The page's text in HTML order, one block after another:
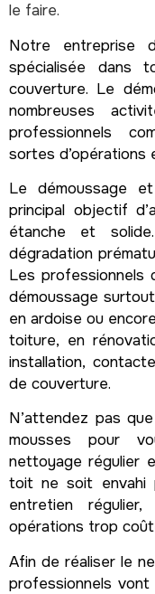
le faire.
Notre entreprise
spécialisée dans
couverture. Le
nombreuses
professionnels
sortes d’opérations
Le démoussage
principal objectif
étanche et
dégradation
Les professionnels
démoussage
en ardoise ou
toiture, en
installation,
de couverture.
N’attendez pas
mousses pour
nettoyage régulier
toit ne soit envahi
entretien
opérations trop
Afin de réaliser le
professionnels